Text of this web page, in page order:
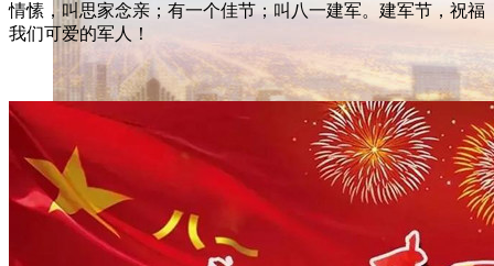
情愫，叫思家念亲；有一个佳节；叫八一建军。建军节，祝福
我们可爱的军人！